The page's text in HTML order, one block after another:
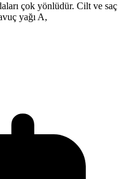
çok yönlüdür. Cilt ve saç
yağı A,